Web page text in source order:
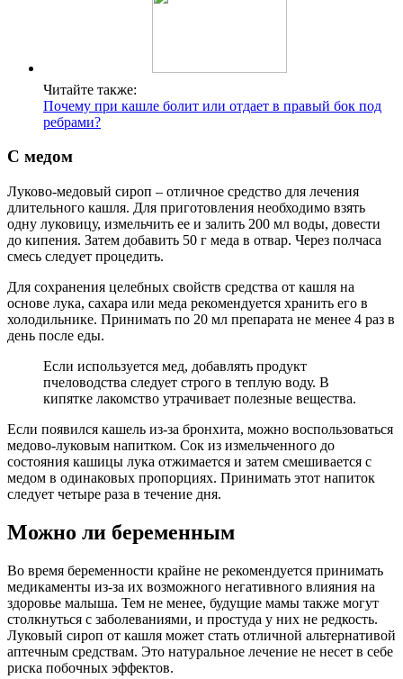
Читайте также:
Почему при кашле болит или отдает в правый бок под
ребрами?
С медом
Луково-медовый сироп – отличное средство для лечения
длительного кашля. Для приготовления необходимо взять
одну луковицу, измельчить ее и залить 200 мл воды, довести
до кипения. Затем добавить 50 г меда в отвар. Через полчаса
смесь следует процедить.
Для сохранения целебных свойств средства от кашля на
основе лука, сахара или меда рекомендуется хранить его в
холодильнике. Принимать по 20 мл препарата не менее 4 раз в
день после еды.
Если используется мед, добавлять продукт
пчеловодства следует строго в теплую воду. В
кипятке лакомство утрачивает полезные вещества.
Если появился кашель из-за бронхита, можно воспользоваться
медово-луковым напитком. Сок из измельченного до
состояния кашицы лука отжимается и затем смешивается с
медом в одинаковых пропорциях. Принимать этот напиток
следует четыре раза в течение дня.
Можно ли беременным
Во время беременности крайне не рекомендуется принимать
медикаменты из-за их возможного негативного влияния на
здоровье малыша. Тем не менее, будущие мамы также могут
столкнуться с заболеваниями, и простуда у них не редкость.
Луковый сироп от кашля может стать отличной альтернативой
аптечным средствам. Это натуральное лечение не несет в себе
риска побочных эффектов.